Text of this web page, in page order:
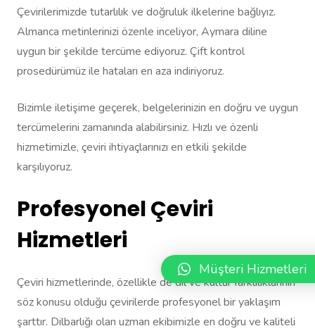
Çevirilerimizde tutarlılık ve doğruluk ilkelerine bağlıyız.
Almanca metinlerinizi özenle inceliyor, Aymara diline
uygun bir şekilde tercüme ediyoruz. Çift kontrol
prosedürümüz ile hataları en aza indiriyoruz.
Bizimle iletişime geçerek, belgelerinizin en doğru ve uygun
tercümelerini zamanında alabilirsiniz. Hızlı ve özenli
hizmetimizle, çeviri ihtiyaçlarınızı en etkili şekilde
karşılıyoruz.
Profesyonel Çeviri
Hizmetleri
Çeviri hizmetlerinde, özellikle de dil ve kültür farklılıklarının
söz konusu olduğu çevirilerde profesyonel bir yaklaşım
şarttır. Dilbarlığı olan uzman ekibimizle en doğru ve kaliteli
Müşteri Hizmetleri